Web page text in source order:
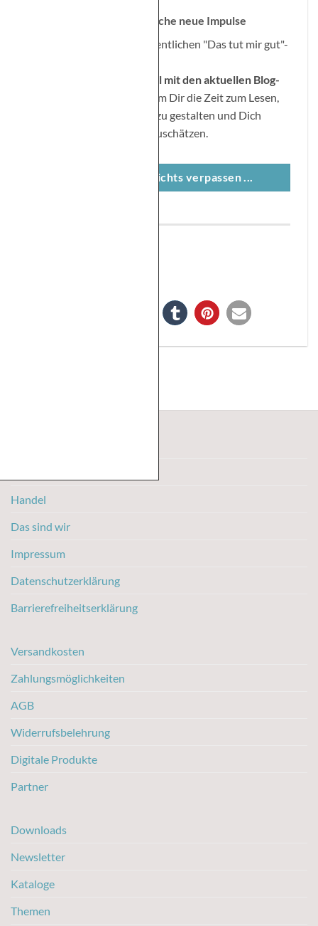
Folge dem Blog – Jede Woche neue Impulse
Bleib am Ball mit der wöchentlichen "Das tut mir gut"-
Mail mit den aktuellen Blog-
der Woche. Nimm Dir die Zeit zum Lesen,
um Dein Leben bewusster zu gestalten und Dich
selbst entsprechend wertzuschätzen.
Klar möchte ich nichts verpassen ...
Handel
Das sind wir
Impressum
Datenschutzerklärung
Barrierefreiheitserklärung
Versandkosten
Zahlungsmöglichkeiten
AGB
Widerrufsbelehrung
Digitale Produkte
Partner
Downloads
Newsletter
Kataloge
Themen